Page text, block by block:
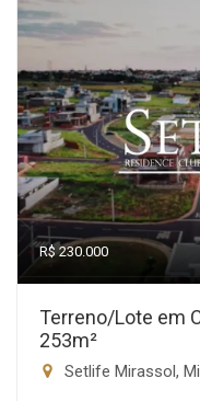
R$ 230.000
Terreno/Lote em
253m²
Setlife Mirassol,